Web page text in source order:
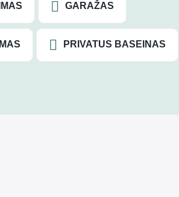
GARAŽAS
PRIVATUS BASEINAS